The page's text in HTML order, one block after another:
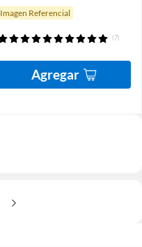
Imagen Referencial
(7)
Agregar